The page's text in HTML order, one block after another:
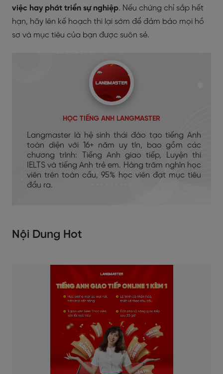
việc hay phát triển sự nghiệp. Nếu chứng chỉ sắp hết
hạn, hãy lên kế hoạch thi lại sớm để đảm bảo mọi hồ
sơ và mục tiêu của bạn được suôn sẻ.
HỌC TIẾNG ANH LANGMASTER
Langmaster là hệ sinh thái đào tạo tiếng Anh
toàn diện với 16+ năm uy tín, bao gồm các
chương trình: Tiếng Anh giao tiếp, Luyện thi
IELTS và tiếng Anh trẻ em. Hàng trăm nghìn học
viên trên toàn cầu, 95% học viên đạt mục tiêu
đầu ra.
Nội Dung Hot